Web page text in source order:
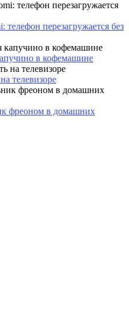
перезагружается без
в кофемашине
телевизоре
фреоном в домашних